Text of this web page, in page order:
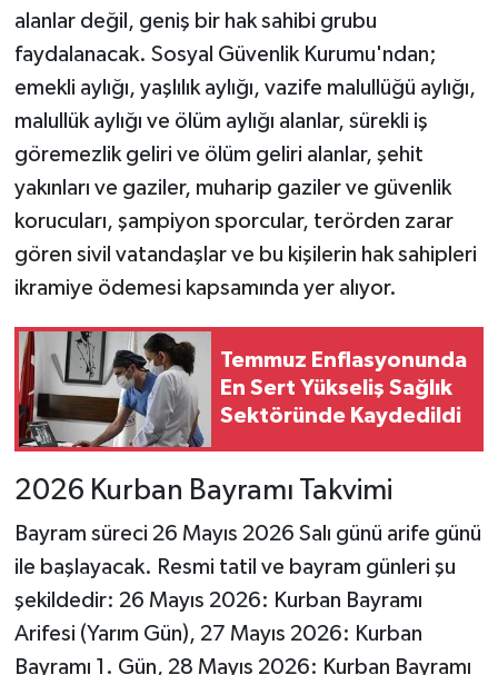
alanlar değil, geniş bir hak sahibi grubu
faydalanacak. Sosyal Güvenlik Kurumu'ndan;
emekli aylığı, yaşlılık aylığı, vazife malullüğü aylığı,
malullük aylığı ve ölüm aylığı alanlar, sürekli iş
göremezlik geliri ve ölüm geliri alanlar, şehit
yakınları ve gaziler, muharip gaziler ve güvenlik
korucuları, şampiyon sporcular, terörden zarar
gören sivil vatandaşlar ve bu kişilerin hak sahipleri
ikramiye ödemesi kapsamında yer alıyor.
Temmuz Enflasyonunda
En Sert Yükseliş Sağlık
Sektöründe Kaydedildi
2026 Kurban Bayramı Takvimi
Bayram süreci 26 Mayıs 2026 Salı günü arife günü
ile başlayacak. Resmi tatil ve bayram günleri şu
şekildedir: 26 Mayıs 2026: Kurban Bayramı
Arifesi (Yarım Gün), 27 Mayıs 2026: Kurban
Bayramı 1. Gün, 28 Mayıs 2026: Kurban Bayramı